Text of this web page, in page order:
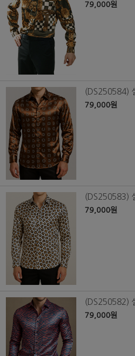
79,000원
(DS250584)
79,000원
(DS250583)
79,000원
(DS250582)
79,000원